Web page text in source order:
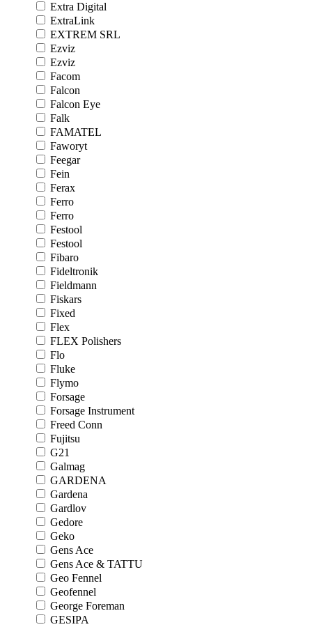
Extra Digital
ExtraLink
EXTREM SRL
Ezviz
Ezviz
Facom
Falcon
Falcon Eye
Falk
FAMATEL
Faworyt
Feegar
Fein
Ferax
Ferro
Ferro
Festool
Festool
Fibaro
Fideltronik
Fieldmann
Fiskars
Fixed
Flex
FLEX Polishers
Flo
Fluke
Flymo
Forsage
Forsage Instrument
Freed Conn
Fujitsu
G21
Galmag
GARDENA
Gardena
Gardlov
Gedore
Geko
Gens Ace
Gens Ace & TATTU
Geo Fennel
Geofennel
George Foreman
GESIPA